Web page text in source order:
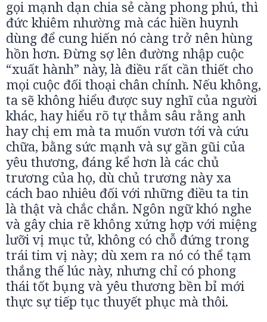
gọi mạnh dạn chia sẻ càng phong phú, thì
đức khiêm nhường mà các hiền huynh
dùng để cung hiến nó càng trở nên hùng
hồn hơn. Đừng sợ lên đường nhập cuộc
“xuất hành” này, là điều rất cần thiết cho
mọi cuộc đối thoại chân chính. Nếu không,
ta sẽ không hiểu được suy nghĩ của người
khác, hay hiểu rõ tự thẳm sâu rằng anh
hay chị em mà ta muốn vươn tới và cứu
chữa, bằng sức mạnh và sự gần gũi của
yêu thương, đáng kể hơn là các chủ
trương của họ, dù chủ trương này xa
cách bao nhiêu đối với những điều ta tin
là thật và chắc chắn. Ngôn ngữ khó nghe
và gây chia rẽ không xứng hợp với miệng
lưỡi vị mục tử, không có chỗ đứng trong
trái tim vị này; dù xem ra nó có thể tạm
thắng thế lúc này, nhưng chỉ có phong
thái tốt bụng và yêu thương bền bỉ mới
thực sự tiếp tục thuyết phục mà thôi.